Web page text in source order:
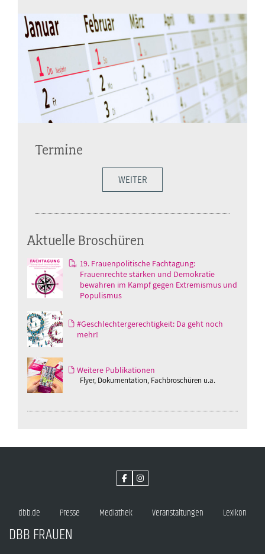
Termine
WEITER
Aktuelle Broschüren
19. Frauenpolitische Fachtagung:
Frauenrechte stärken und Demokratie
bewahren im Kampf gegen Extremismus und
Populismus
#Geschlechtergerechtigkeit: Da geht noch
mehr!
Weitere Publikationen
Flyer, Dokumentation, Fachbroschüren u.a.
dbb.de Presse Mediathek Veranstaltungen Lexikon
DBB FRAUEN